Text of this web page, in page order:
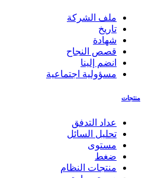
ملف الشركة
تاريخ
شهادة
قصص النجاح
انضم إلينا
مسؤولية اجتماعية
منتجات
عداد التدفق
تحليل السائل
مستوى
ضغط
منتجات النظام